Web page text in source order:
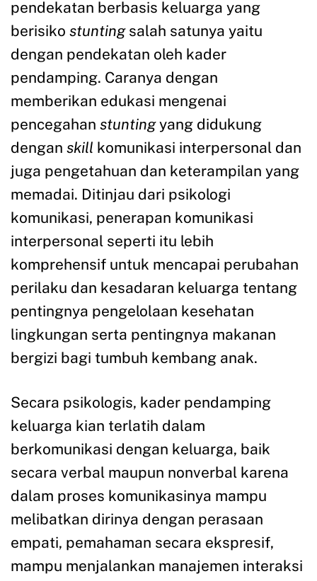
pendekatan berbasis keluarga yang
berisiko stuntingsalah satunya yaitu
dengan pendekatan oleh kader
pendamping. Caranya dengan
memberikan edukasi mengenai
pencegahan stuntingyang didukung
dengan skill komunikasi interpersonal dan
juga pengetahuan dan keterampilan yang
memadai. Ditinjau dari psikologi
komunikasi, penerapan komunikasi
interpersonal seperti itu lebih
komprehensif untuk mencapai perubahan
perilaku dan kesadaran keluarga tentang
pentingnya pengelolaan kesehatan
lingkungan serta pentingnya makanan
bergizi bagi tumbuh kembang anak.
Secara psikologis, kader pendamping
keluarga kian terlatih dalam
berkomunikasi dengan keluarga, baik
secara verbal maupun nonverbal karena
dalam proses komunikasinya mampu
melibatkan dirinya dengan perasaan
empati, pemahaman secara ekspresif,
mampu menjalankan manajemen interaksi